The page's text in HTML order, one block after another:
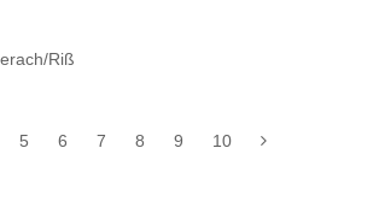
Riß
5 6 7 8 9 10